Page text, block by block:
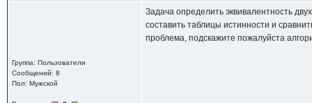
Группа: Пользователи
Сообщений: 8
Пол: Мужской
Задача определить эквивалентность
составить таблицы истинности и
проблема, подскажите пожалуйста